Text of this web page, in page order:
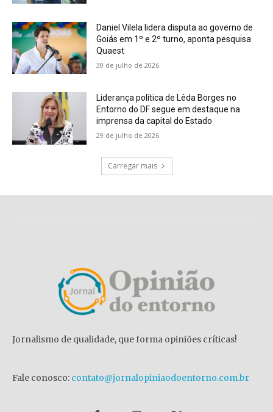
Daniel Vilela lidera disputa ao governo de
Goiás em 1º e 2º turno, aponta pesquisa
Quaest
30 de julho de 2026
Liderança política de Lêda Borges no
Entorno do DF segue em destaque na
imprensa da capital do Estado
29 de julho de 2026
Carregar mais
Jornalismo de qualidade, que forma opiniões críticas!
Fale conosco: contato@jornalopiniaodoentorno.com.br